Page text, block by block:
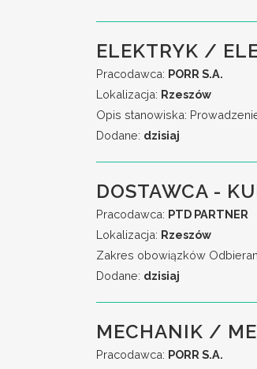
ELEKTRYK /
Pracodawca: PORR S.A.
Lokalizacja: Rzeszów
Opis stanowiska:
Dodane: dzisiaj
DOSTAWCA -
Pracodawca: PTD PARTNER
Lokalizacja: Rzeszów
Zakres obowiązków
Dodane: dzisiaj
MECHANIK /
Pracodawca: PORR S.A.